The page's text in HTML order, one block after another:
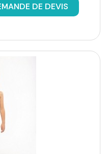
DE DEVIS